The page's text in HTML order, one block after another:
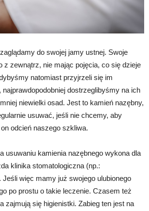
do swojej jamy ustnej. Swoje
z zewnątrz, nie mając pojęcia, co się dzieje
natomiast przyjrzeli się im
najprawdopodobniej dostrzeglibyśmy na ich
niewielki osad. Jest to kamień nazębny,
usuwać, jeśli nie chcemy, aby
on odcień naszego szkliwa.
usuwaniu kamienia nazębnego wykona dla
klinika stomatologiczna (np.:
Jeśli więc mamy już swojego ulubionego
po prostu o takie leczenie. Czasem też
zajmują się higienistki. Zabieg ten jest na